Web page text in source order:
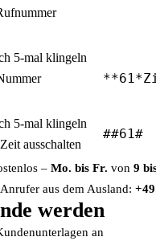
5-mal klingeln
5-mal klingeln
ausschalten
##61#
– Mo. bis Fr. von 9
aus dem Ausland:
werden
an